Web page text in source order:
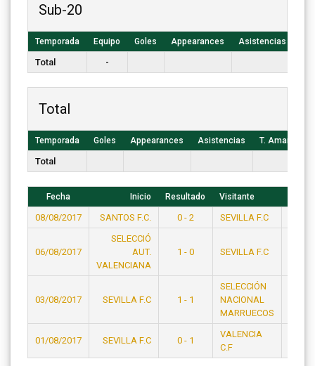
Sub-20
Temporada Equipo Goles Appearances Asistencias
Total -
Total
Temporada Goles Appearances Asistencias T. Amarillas
Total
Fecha Inicio Resultado Visitante
08/08/2017 SANTOS F.C. 0 - 2 SEVILLA F.C
06/08/2017
SELECCIÓ
AUT.
VALENCIANA
1 - 0 SEVILLA F.C
03/08/2017 SEVILLA F.C 1 - 1
SELECCIÓN
NACIONAL
MARRUECOS
01/08/2017 SEVILLA F.C 0 - 1
VALENCIA
C.F